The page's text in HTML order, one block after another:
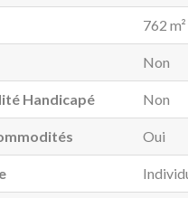
762 m²
Non
Handicapé Non
Oui